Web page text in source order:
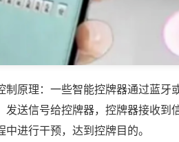
制原理：一些智能控牌器通过蓝
发送信号给控牌器，控牌器接收到
进行干预，达到控牌目的。